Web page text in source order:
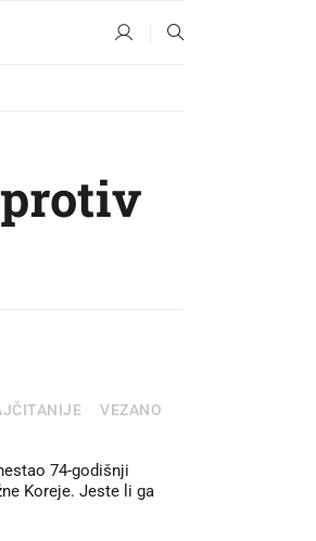
VEZANO
74-godišnji
Koreje. Jeste li ga